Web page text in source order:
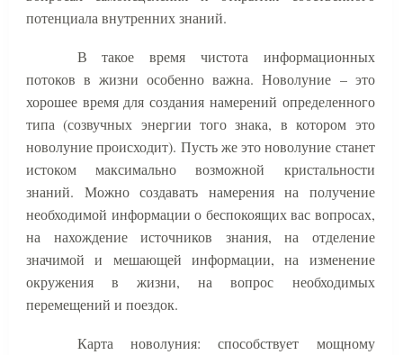
потенциала внутренних знаний.
В такое время чистота информационных
потоков в жизни особенно важна. Новолуние – это
хорошее время для создания намерений определенного
типа (созвучных энергии того знака, в котором это
новолуние происходит). Пусть же это новолуние станет
истоком максимально возможной кристальности
знаний. Можно создавать намерения на получение
необходимой информации о беспокоящих вас вопросах,
на нахождение источников знания, на отделение
значимой и мешающей информации, на изменение
окружения в жизни, на вопрос необходимых
перемещений и поездок.
Карта новолуния: способствует мощному